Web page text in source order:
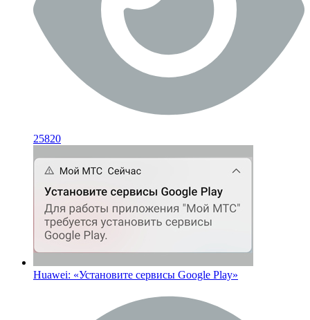
25820
Huawei: «Установите сервисы Google Play»